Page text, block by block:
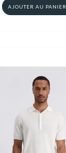
AJOUTER AU PANIER